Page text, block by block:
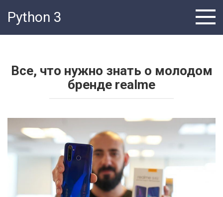
контенту
Python 3
Все, что нужно знать о молодом
бренде realme